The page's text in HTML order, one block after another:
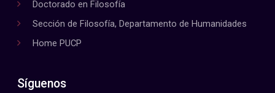
Doctorado en Filosofía
Sección de Filosofía, Departamento de Humanidades
Home PUCP
Síguenos